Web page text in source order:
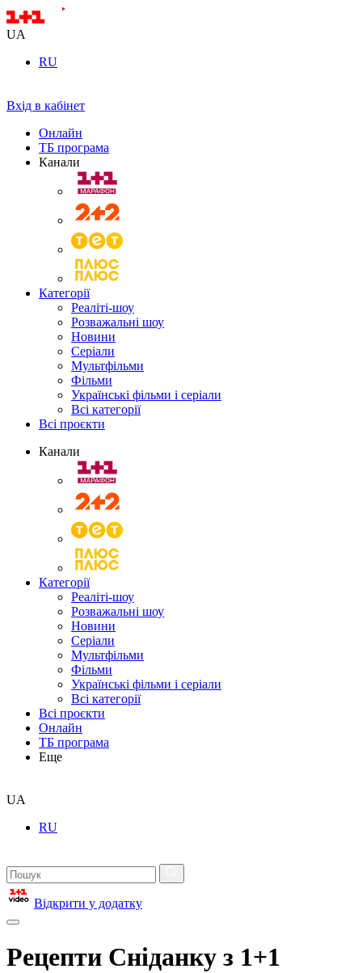
UA
RU
Вхід в кабінет
Онлайн
ТБ програма
Канали
Категорії
Реаліті-шоу
Розважальні шоу
Новини
Серіали
Мультфільми
Фільми
Українські фільми і серіали
Всі категорії
Всі проєкти
Канали
Категорії
Реаліті-шоу
Розважальні шоу
Новини
Серіали
Мультфільми
Фільми
Українські фільми і серіали
Всі категорії
Всі проєкти
Онлайн
ТБ програма
Еще
UA
RU
Відкрити у додатку
Рецепти Сніданку з 1+1